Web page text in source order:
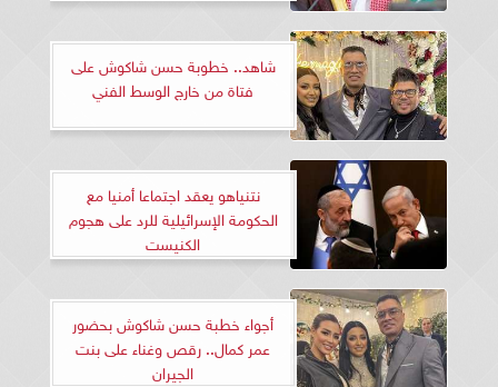
شاهد.. خطوبة حسن شاكوش على
فتاة من خارج الوسط الفني
نتنياهو يعقد اجتماعا أمنيا مع
الحكومة الإسرائيلية للرد على هجوم
الكنيست
أجواء خطبة حسن شاكوش بحضور
عمر كمال.. رقص وغناء على بنت
الجيران